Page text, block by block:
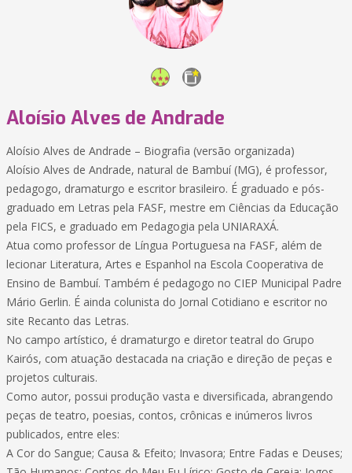
Aloísio Alves de Andrade
Aloísio Alves de Andrade – Biografia (versão organizada)
Aloísio Alves de Andrade, natural de Bambuí (MG), é professor,
pedagogo, dramaturgo e escritor brasileiro. É graduado e pós-
graduado em Letras pela FASF, mestre em Ciências da Educação
pela FICS, e graduado em Pedagogia pela UNIARAXÁ.
Atua como professor de Língua Portuguesa na FASF, além de
lecionar Literatura, Artes e Espanhol na Escola Cooperativa de
Ensino de Bambuí. Também é pedagogo no CIEP Municipal Padre
Mário Gerlin. É ainda colunista do Jornal Cotidiano e escritor no
site Recanto das Letras.
No campo artístico, é dramaturgo e diretor teatral do Grupo
Kairós, com atuação destacada na criação e direção de peças e
projetos culturais.
Como autor, possui produção vasta e diversificada, abrangendo
peças de teatro, poesias, contos, crônicas e inúmeros livros
publicados, entre eles:
A Cor do Sangue; Causa & Efeito; Invasora; Entre Fadas e Deuses;